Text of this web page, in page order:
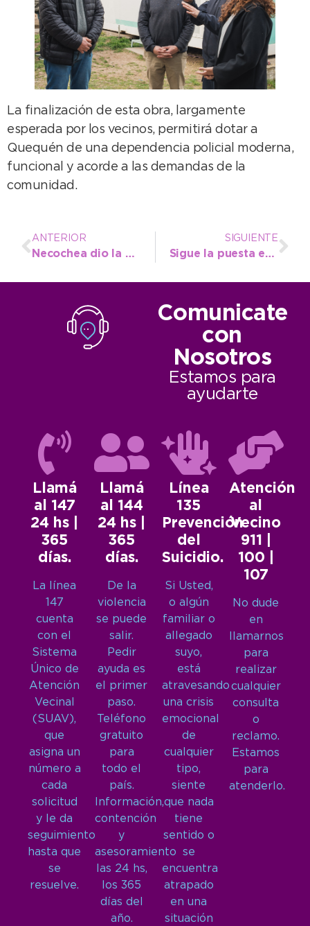
La finalización de esta obra, largamente
esperada por los vecinos, permitirá dotar a
Quequén de una dependencia policial moderna,
funcional y acorde a las demandas de la
comunidad.
ANTERIOR
Necochea dio la bienvenida a más de 300 alumnos en la jornada regional de los Juegos Escolares
SIGUIENTE
Sigue la puesta en valor de distintas plazas de la ciudad
Comunicate
con
Nosotros
Estamos para
ayudarte
Llamá
al 147
24 hs |
365
días.
La línea
147
cuenta
con el
Sistema
Único de
Atención
Vecinal
(SUAV),
que
asigna un
número a
cada
solicitud
y le da
seguimiento
hasta que
se
resuelve.
Llamá
al 144
24 hs |
365
días.
De la
violencia
se puede
salir.
Pedir
ayuda es
el primer
paso.
Teléfono
gratuito
para
todo el
país.
Información,
contención
y
asesoramiento
las 24 hs,
los 365
días del
año.
Línea
135
Prevención
del
Suicidio.
Si Usted,
o algún
familiar o
allegado
suyo,
está
atravesando
una crisis
emocional
de
cualquier
tipo,
siente
que nada
tiene
sentido o
se
encuentra
atrapado
en una
situación
Atención
al
Vecino
911 |
100 |
107
No dude
en
llamarnos
para
realizar
cualquier
consulta
o
reclamo.
Estamos
para
atenderlo.